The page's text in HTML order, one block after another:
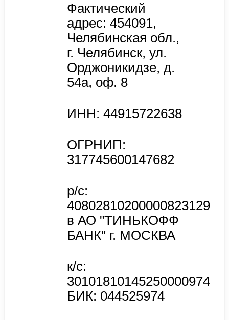
Фактический
адрес: 454091,
Челябинская обл.,
г. Челябинск, ул.
Орджоникидзе, д.
54а, оф. 8
ИНН: 44915722638
ОГРНИП:
317745600147682
р/с:
40802810200000823129
в АО "ТИНЬКОФФ
БАНК" г. МОСКВА
к/с:
30101810145250000974
БИК: 044525974